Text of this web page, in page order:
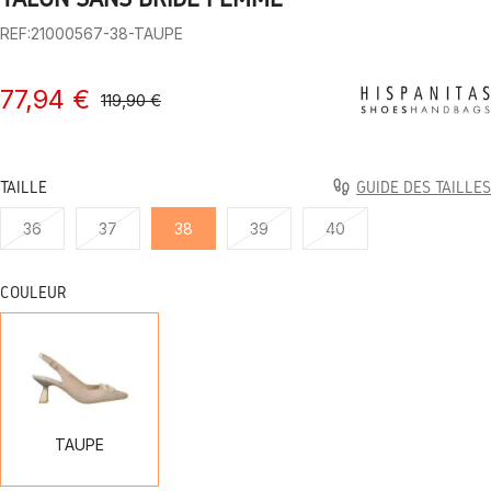
REF:21000567-38-TAUPE
77,94 € 119,90 €
TAILLE GUIDE DES TAILLES
36 37 38 39 40
COULEUR
TAUPE